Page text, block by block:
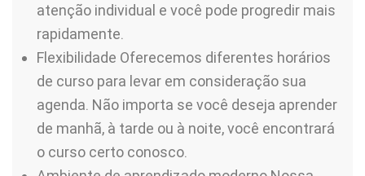
atenção individual e você pode progredir mais
rapidamente.
Flexibilidade Oferecemos diferentes horários
de curso para levar em consideração sua
agenda. Não importa se você deseja aprender
de manhã, à tarde ou à noite, você encontrará
o curso certo conosco.